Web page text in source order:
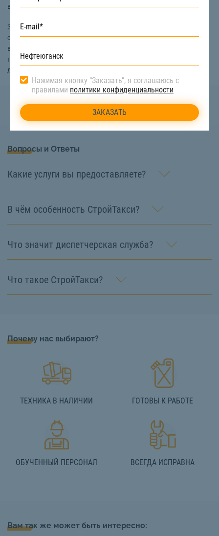
вывоза снега можно использоватьсамосвал.
Заказать технику для уборки снега в Нефтеюганске вы можете на
сайте компании «СтройТакси». Мы гарантируем качественное
выполнение работ, так как они совершаются при помощи исправной
техники и опытных машинистов. Узнать цену услуг по уборке снега и
другую информацию можно по номеру телефона:
Вопросы и Ответы
Какие услуги вы предоставляете?
В чём особенность СтройТакси?
Что значит диспетчерская служба?
Что такое СтройТакси?
Почему нас выбирают?
ТЕХНИКА В НАЛИЧИИ ГОТОВЫ К РАБОТЕ
ОБУЧЕННЫЙ ПЕРСОНАЛ ВСЕГДА ИСПРАВНА
Вам так же может быть интересно:
Нажимая кнопку “Заказать”, я соглашаюсь с
правилами политики конфиденциальности